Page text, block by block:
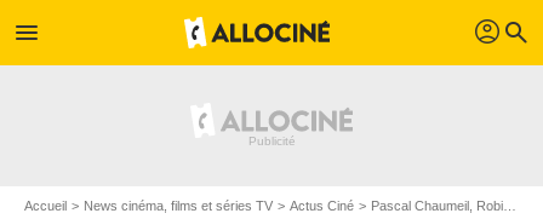
menu profil search
Accueil News cinéma, films et séries TV Actus Ciné Pascal Chaumeil, Robin Williams, James Gandolfini... Ils nous ont laissé un film en testament